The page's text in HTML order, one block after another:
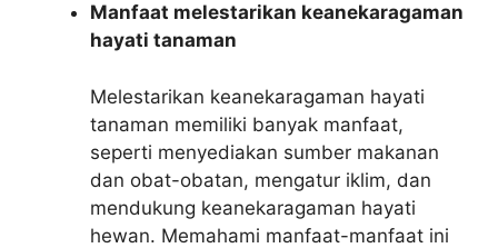
Manfaat melestarikan keanekaragaman
hayati tanaman
Melestarikan keanekaragaman hayati
tanaman memiliki banyak manfaat,
seperti menyediakan sumber makanan
dan obat-obatan, mengatur iklim, dan
mendukung keanekaragaman hayati
hewan. Memahami manfaat-manfaat ini